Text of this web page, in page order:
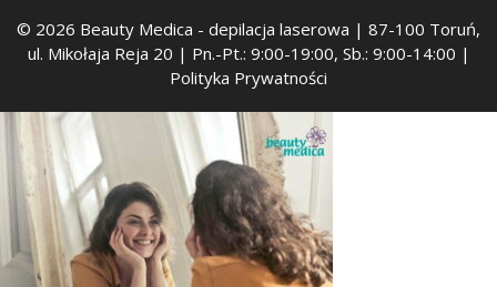
© 2026 Beauty Medica - depilacja laserowa | 87-100 Toruń,
ul. Mikołaja Reja 20 | Pn.-Pt.: 9:00-19:00, Sb.: 9:00-14:00 |
Polityka Prywatności